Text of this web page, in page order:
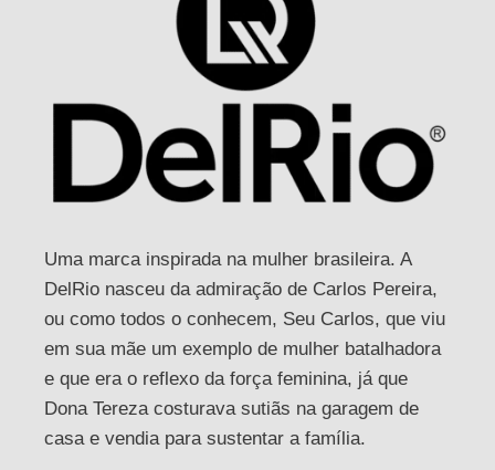
Uma marca inspirada na mulher brasileira. A
DelRio nasceu da admiração de Carlos Pereira,
ou como todos o conhecem, Seu Carlos, que viu
em sua mãe um exemplo de mulher batalhadora
e que era o reflexo da força feminina, já que
Dona Tereza costurava sutiãs na garagem de
casa e vendia para sustentar a família.